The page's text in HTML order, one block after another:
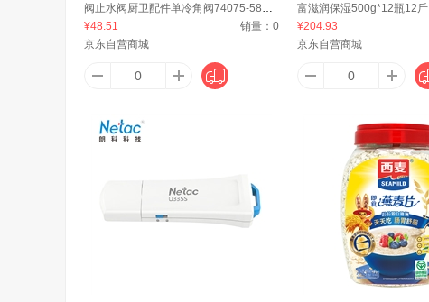
阿司倍鹭（ASVEL） Aqara
呵美 A21
奥利芬卡
阀止水阀厨卫配件单冷角阀74075-580/1
C-1
¥48.51 销量： 0
京东自营商城
富滋润保湿500g*12瓶12斤
¥204.93
京东自营商城